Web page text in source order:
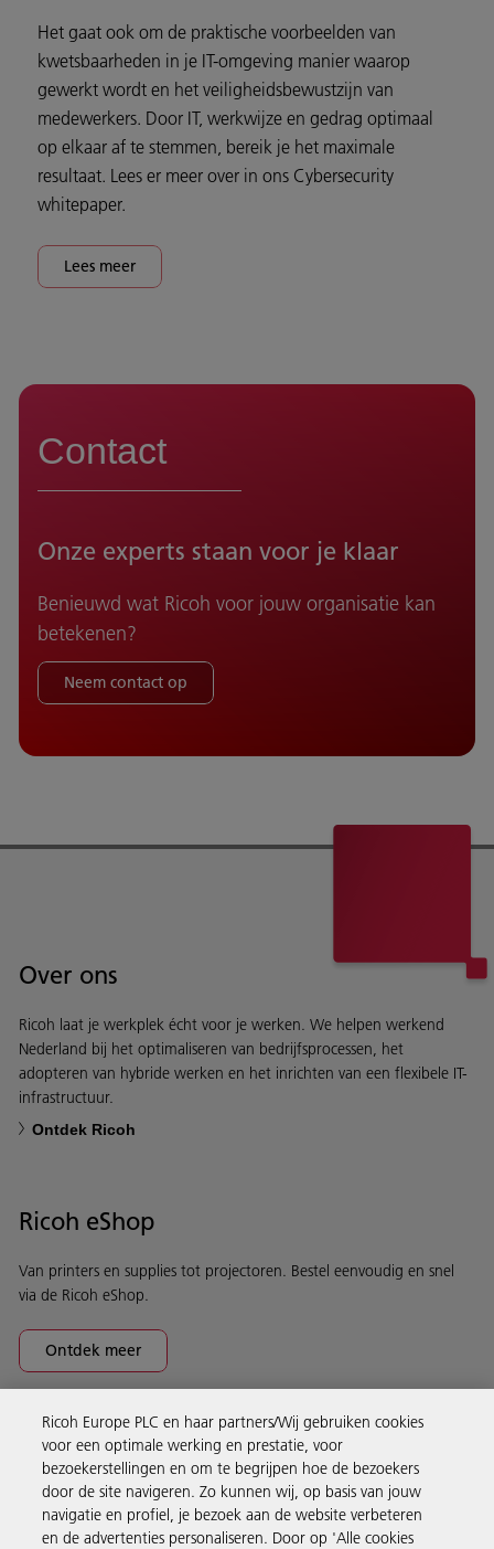
Het gaat ook om de praktische voorbeelden van
kwetsbaarheden in je IT-omgeving manier waarop
gewerkt wordt en het veiligheidsbewustzijn van
medewerkers. Door IT, werkwijze en gedrag optimaal
op elkaar af te stemmen, bereik je het maximale
resultaat. Lees er meer over in ons Cybersecurity
whitepaper.
Lees meer
Contact
Onze experts staan voor je klaar
Benieuwd wat Ricoh voor jouw organisatie kan
betekenen?
Neem contact op
Over ons
Ricoh laat je werkplek écht voor je werken. We helpen werkend
Nederland bij het optimaliseren van bedrijfsprocessen, het
adopteren van hybride werken en het inrichten van een flexibele IT-
infrastructuur.
Ontdek Ricoh
Ricoh eShop
Van printers en supplies tot projectoren. Bestel eenvoudig en snel
via de Ricoh eShop.
Ontdek meer
Business Solutions
Producten en services
Ricoh Europe PLC en haar partners/Wij gebruiken cookies
voor een optimale werking en prestatie, voor
bezoekerstellingen en om te begrijpen hoe de bezoekers
door de site navigeren. Zo kunnen wij, op basis van jouw
navigatie en profiel, je bezoek aan de website verbeteren
en de advertenties personaliseren. Door op 'Alle cookies